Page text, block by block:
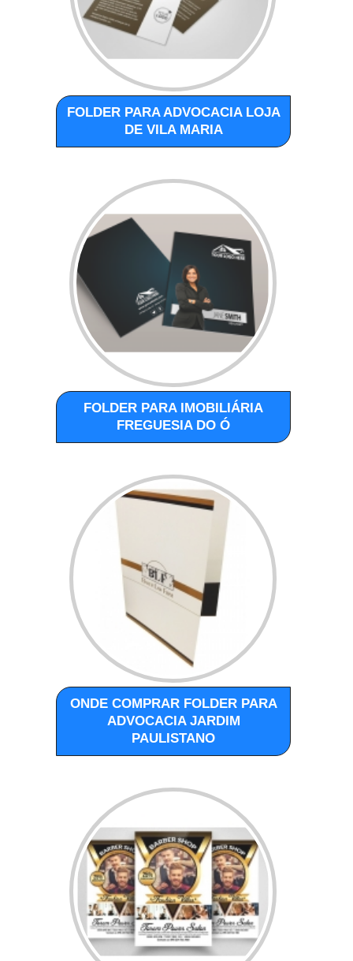
FOLDER PARA ADVOCACIA LOJA
DE VILA MARIA
FOLDER PARA IMOBILIÁRIA
FREGUESIA DO Ó
ONDE COMPRAR FOLDER PARA
ADVOCACIA JARDIM
PAULISTANO